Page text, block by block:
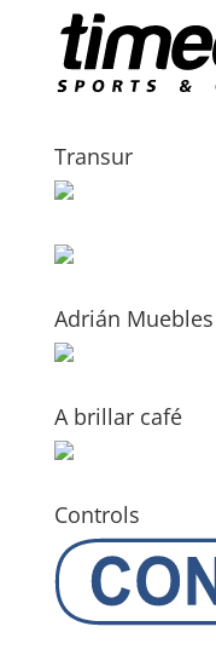
Transur
Adrián
A brillar café
Controls